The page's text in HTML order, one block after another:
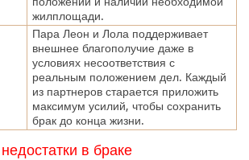
жилплощади.
Пара Леон и Лола поддерживает
внешнее благополучие даже в
условиях несоответствия с
реальным положением дел. Каждый
из партнеров старается приложить
максимум усилий, чтобы сохранить
брак до конца жизни.
в браке